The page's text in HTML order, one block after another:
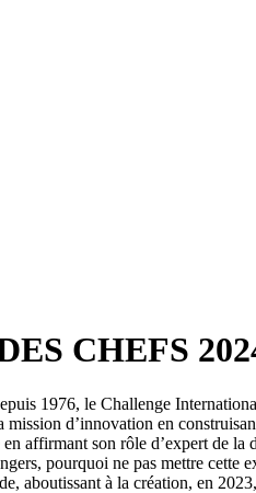
CHEFS
1976, le Challenge
d’innovation en
affirmant son rôle d’expert de la
pourquoi ne pas mettre cette
aboutissant à la création, en